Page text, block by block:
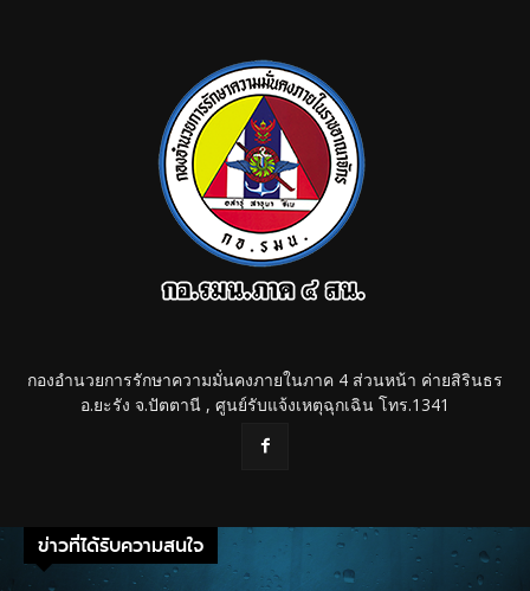
กองอำนวยการรักษาความมั่นคงภายในภาค 4 ส่วนหน้า ค่ายสิรินธร
อ.ยะรัง จ.ปัตตานี , ศูนย์รับแจ้งเหตุฉุกเฉิน โทร.1341
ข่าวที่ได้รับความสนใจ